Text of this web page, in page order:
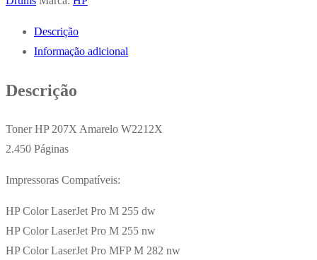
Amarelo
W2212X
Pág.
Descrição
Informação adicional
Descrição
Toner HP 207X Amarelo W2212X
2.450 Páginas
Impressoras Compatíveis:
HP Color LaserJet Pro M 255 dw
HP Color LaserJet Pro M 255 nw
HP Color LaserJet Pro MFP M 282 nw